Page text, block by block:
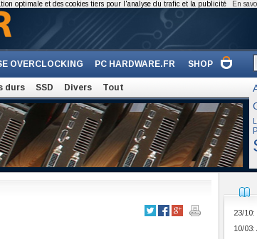
OVERCLOCKING PC HARDWARE.FR SHOP
durs SSD Divers Tout
23/
10/
optimale et des cookies tiers pour l'analyse du trafic et la publicité En